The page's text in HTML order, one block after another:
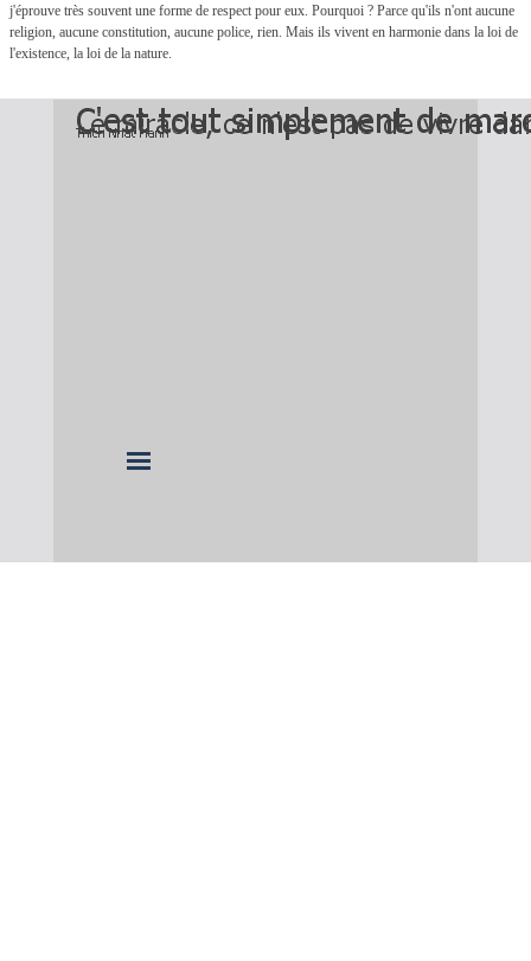
j'éprouve très souvent une forme de respect pour eux. Pourquoi ? Parce qu'ils n'ont aucune
religion, aucune constitution, aucune police, rien. Mais ils vivent en harmonie dans la loi de
l'existence, la loi de la nature.